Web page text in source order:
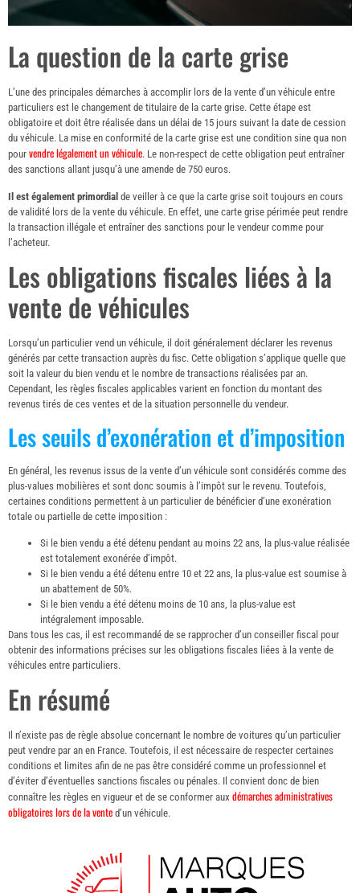
La question de la carte grise
L’une des principales démarches à accomplir lors de la vente d’un véhicule entre
particuliers est le changement de titulaire de la carte grise. Cette étape est
obligatoire et doit être réalisée dans un délai de 15 jours suivant la date de cession
du véhicule. La mise en conformité de la carte grise est une condition sine qua non
pour vendre légalement un véhicule. Le non-respect de cette obligation peut entraîner
des sanctions allant jusqu’à une amende de 750 euros.
Il est également primordial de veiller à ce que la carte grise soit toujours en cours
de validité lors de la vente du véhicule. En effet, une carte grise périmée peut rendre
la transaction illégale et entraîner des sanctions pour le vendeur comme pour
l’acheteur.
Les obligations fiscales liées à la
vente de véhicules
Lorsqu’un particulier vend un véhicule, il doit généralement déclarer les revenus
générés par cette transaction auprès du fisc. Cette obligation s’applique quelle que
soit la valeur du bien vendu et le nombre de transactions réalisées par an.
Cependant, les règles fiscales applicables varient en fonction du montant des
revenus tirés de ces ventes et de la situation personnelle du vendeur.
Les seuils d’exonération et d’imposition
En général, les revenus issus de la vente d’un véhicule sont considérés comme des
plus-values mobilières et sont donc soumis à l’impôt sur le revenu. Toutefois,
certaines conditions permettent à un particulier de bénéficier d’une exonération
totale ou partielle de cette imposition :
Si le bien vendu a été détenu pendant au moins 22 ans, la plus-value réalisée
est totalement exonérée d’impôt.
Si le bien vendu a été détenu entre 10 et 22 ans, la plus-value est soumise à
un abattement de 50%.
Si le bien vendu a été détenu moins de 10 ans, la plus-value est
intégralement imposable.
Dans tous les cas, il est recommandé de se rapprocher d’un conseiller fiscal pour
obtenir des informations précises sur les obligations fiscales liées à la vente de
véhicules entre particuliers.
En résumé
Il n’existe pas de règle absolue concernant le nombre de voitures qu’un particulier
peut vendre par an en France. Toutefois, il est nécessaire de respecter certaines
conditions et limites afin de ne pas être considéré comme un professionnel et
d’éviter d’éventuelles sanctions fiscales ou pénales. Il convient donc de bien
connaître les règles en vigueur et de se conformer aux démarches administratives
obligatoires lors de la vente d’un véhicule.